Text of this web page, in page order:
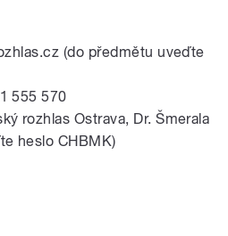
(do předmětu uveďte
555 570
rozhlas Ostrava, Dr. Šmerala
heslo CHBMK)